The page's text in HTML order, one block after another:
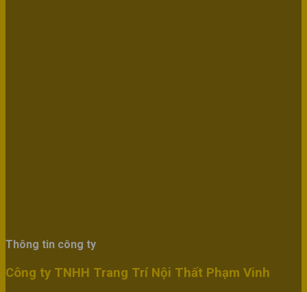
Thông tin công ty
Công ty TNHH Trang Trí Nội Thất Phạm Vinh